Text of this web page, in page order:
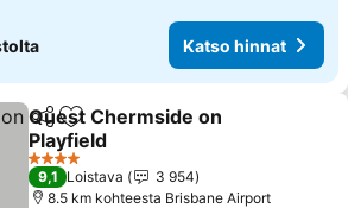
Katso hinnat
Jaa Lisää suosikkeihin
Quest Chermside on
Playfield
4 Tähtiluokitus
9,1 Loistava
3 954
8.5 km kohteesta Brisbane Airport